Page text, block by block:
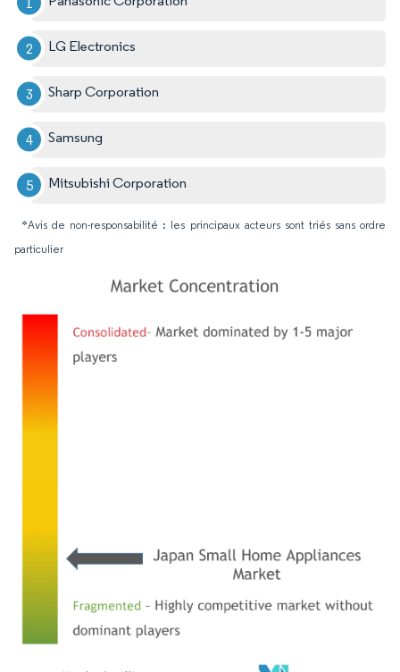
LG Electronics
Sharp Corporation
Samsung
Mitsubishi Corporation
*Avis de non-responsabilité : les principaux acteurs sont triés sans ordre
particulier